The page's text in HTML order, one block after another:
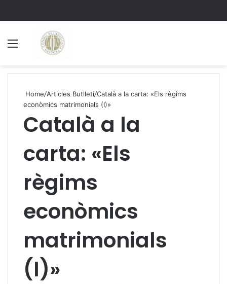
Home/Articles Butlletí/Català a la carta: «Els règims
econòmics matrimonials (I)»
Català a la
carta: «Els
règims
econòmics
matrimonials
(I)»